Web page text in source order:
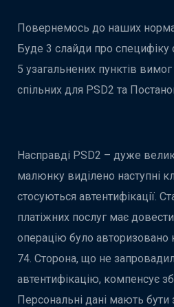
Повернемось до наших
Буде 3 слайди про специфіку
5 узагальнених пунктів
спільних для PSD2 та
Насправді PSD2 – дуже
малюнку виділено наступні
стосуються автентифікації.
платіжних послуг має
операцію було авторизовано
74. Сторона, що не
автентифікацію, компенсує
Персональні дані мають бути